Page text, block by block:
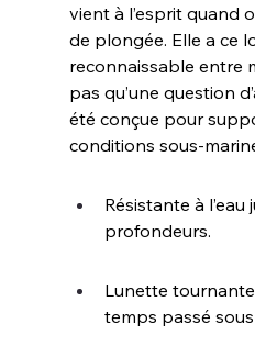
vient à l’esprit quand
de plongée. Elle a ce
reconnaissable entre
pas qu’une question
été conçue pour
conditions sous-
Résistante à l’eau
profondeurs.
Lunette
temps passé sous